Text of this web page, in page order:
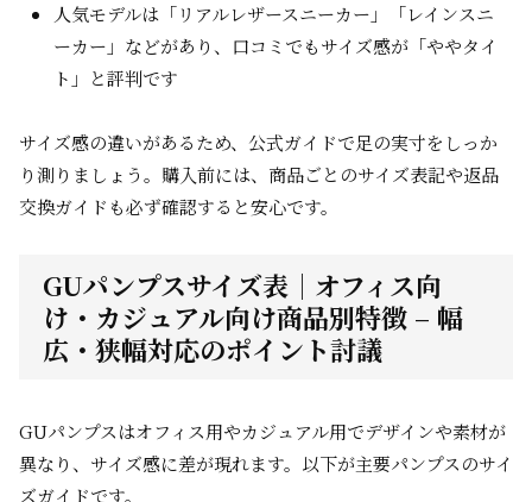
人気モデルは「リアルレザースニーカー」「レインスニ
ーカー」などがあり、口コミでもサイズ感が「ややタイ
ト」と評判です
サイズ感の違いがあるため、公式ガイドで足の実寸をしっか
り測りましょう。購入前には、商品ごとのサイズ表記や返品
交換ガイドも必ず確認すると安心です。
GUパンプスサイズ表｜オフィス向
け・カジュアル向け商品別特徴 – 幅
広・狭幅対応のポイント討議
GUパンプスはオフィス用やカジュアル用でデザインや素材が
異なり、サイズ感に差が現れます。以下が主要パンプスのサイ
ズガイドです。